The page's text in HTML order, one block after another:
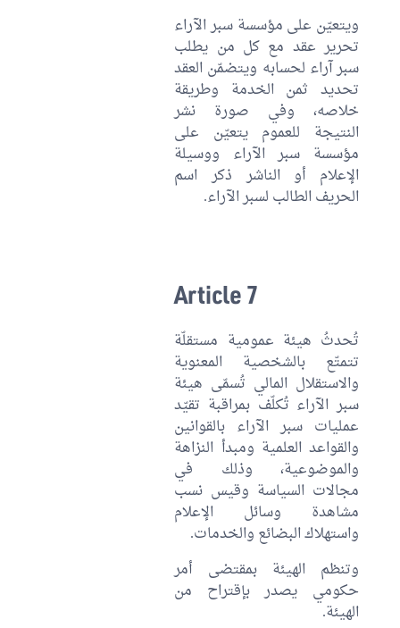
ويتعيّن على مؤسسة سبر الآراء
تحرير عقد مع كل من يطلب
سبر آراء لحسابه ويتضمّن العقد
تحديد ثمن الخدمة وطريقة
خلاصه، وفي صورة نشر
النتيجة للعموم يتعيّن على
مؤسسة سبر الآراء ووسيلة
الإعلام أو الناشر ذكر اسم
الحريف الطالب لسبر الآراء.
Article 7
تُحدثُ هيئة عمومية مستقلّة
تتمتّع بالشخصية المعنوية
والاستقلال المالي تُسمّى هيئة
سبر الآراء تُكلّف بمراقبة تقيّد
عمليات سبر الآراء بالقوانين
والقواعد العلمية ومبدأ النزاهة
والموضوعية، وذلك في
مجالات السياسة وقيس نسب
مشاهدة وسائل الإعلام
واستهلاك البضائع والخدمات.
وتنظم الهيئة بمقتضى أمر
حكومي يصدر بإقتراح من
الهيئة.